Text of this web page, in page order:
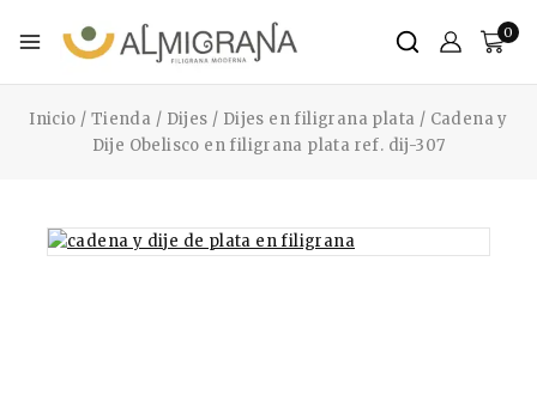
0
Inicio / Tienda / Dijes / Dijes en filigrana plata / Cadena y
Dije Obelisco en filigrana plata ref. dij-307